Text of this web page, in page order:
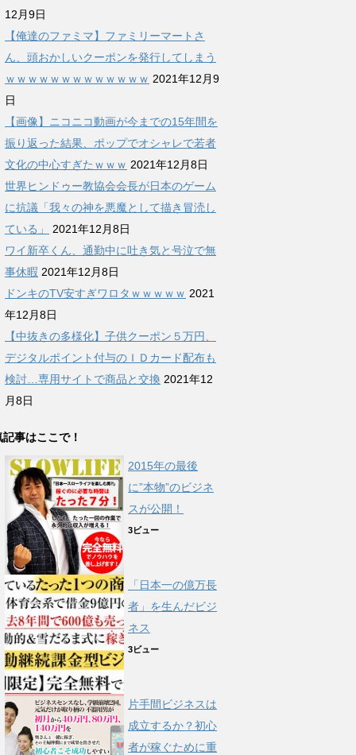
12月9日
【俺達のファミマ】ファミリーマートさ
ん、頭おかしいクーポンを発行してしまう
ｗｗｗｗｗｗｗｗｗｗｗｗｗ 2021年12月9
日
【画像】ニコニコ動画が今までの15年間を
振り返った結果、ポップでオシャレで若者
文化の中心すぎたｗｗｗ 2021年12月8日
世界ヒンドゥー教協会会長が日本のゲーム
に抗議「我々の神を悪魔として描き冒涜し
ている」
2021年12月8日
ワイ新卒くん、通勤中に吐き気と号泣で無
事休暇 2021年12月8日
ドンキのTV安すぎワロタｗｗｗｗｗ 2021
年12月8日
【中抜きの多様化】子供クーポン５万円、
デジタルポイント付与のＩＤカード配布も
検討…専用サイトで商品と交換 2021年12
月8日
記事はここで！
2015年の最後
に”本物”のビジネ
スが公開！
3ビュー
「日本一の億万長
者」を生んだビジ
ネス
3ビュー
片手間ビジネスは
成立するか？初心
者が稼ぐために重